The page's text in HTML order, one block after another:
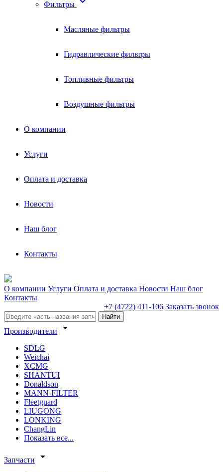
Фильтры
Масляные фильтры
Гидравлические фильтры
Топливные фильтры
Воздушные фильтры
О компании
Услуги
Оплата и доставка
Новости
Наш блог
Контакты
О компании Услуги Оплата и доставка Новости Наш блог
Контакты
+7 (4722) 411-106 Заказать звонок
Найти
Производители arrow_drop_down
SDLG
Weichai
XCMG
SHANTUI
Donaldson
MANN-FILTER
Fleetguard
LIUGONG
LONKING
ChangLin
Показать все...
Запчасти arrow_drop_down